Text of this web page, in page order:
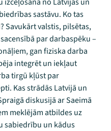
sastāvu. Ko tas
Savukārt valstis, pilsētas,
par darbaspēku –
gan fiziska darba
integrēt un iekļaut
tirgū kļūst par
Kas strādās Latvijā un
diskusijā ar Saeimā
meklējām atbildes uz
sabiedrību un kādus